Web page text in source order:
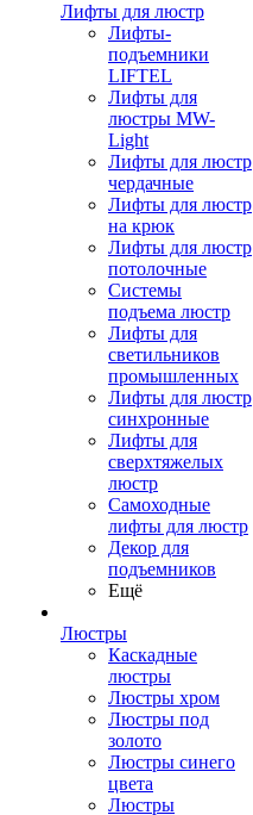
Лифты для люстр
Лифты-
подъемники
LIFTEL
Лифты для
люстры MW-
Light
Лифты для люстр
чердачные
Лифты для люстр
на крюк
Лифты для люстр
потолочные
Системы
подъема люстр
Лифты для
светильников
промышленных
Лифты для люстр
синхронные
Лифты для
сверхтяжелых
люстр
Самоходные
лифты для люстр
Декор для
подъемников
Ещё
Люстры
Каскадные
люстры
Люстры хром
Люстры под
золото
Люстры синего
цвета
Люстры